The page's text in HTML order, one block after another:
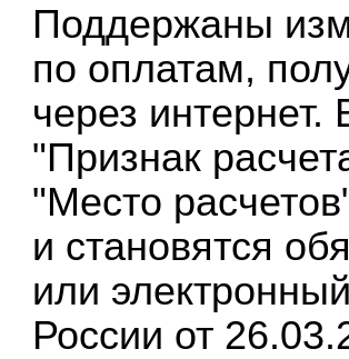
Поддержаны
по оплатам,
через интернет.
"Признак
"Место
и становятся
или
России от